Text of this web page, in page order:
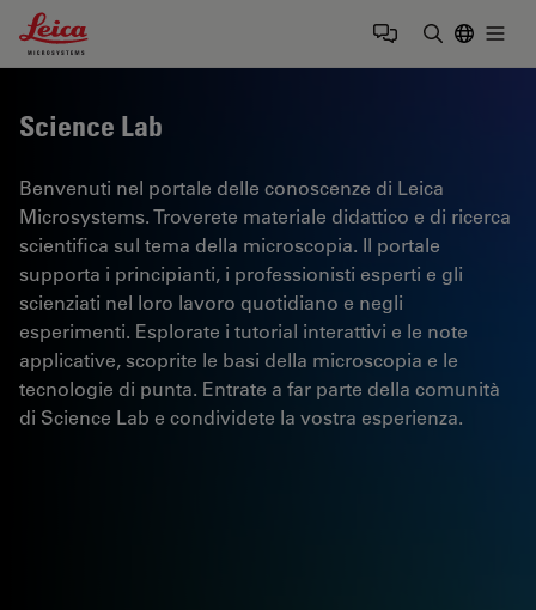
Leica Microsystems Logo
Science Lab
Benvenuti nel portale delle conoscenze di Leica
Microsystems. Troverete materiale didattico e di ricerca
scientifica sul tema della microscopia. Il portale
supporta i principianti, i professionisti esperti e gli
scienziati nel loro lavoro quotidiano e negli
esperimenti. Esplorate i tutorial interattivi e le note
applicative, scoprite le basi della microscopia e le
tecnologie di punta. Entrate a far parte della comunità
di Science Lab e condividete la vostra esperienza.